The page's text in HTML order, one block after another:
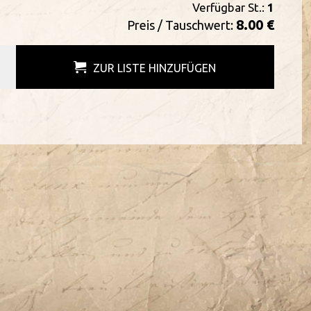
Verfügbar St.: 1
Preis / Tauschwert: 8.00 €
ZUR LISTE HINZUFÜGEN